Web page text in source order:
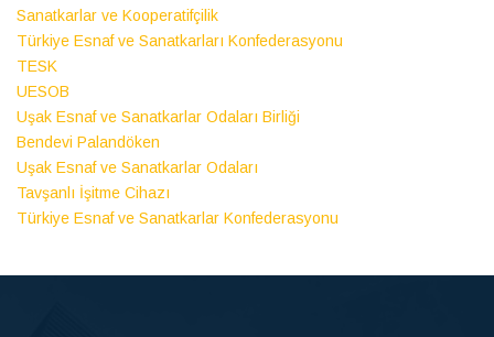
Sanatkarlar ve Kooperatifçilik
Türkiye Esnaf ve Sanatkarları Konfederasyonu
TESK
UESOB
Uşak Esnaf ve Sanatkarlar Odaları Birliği
Bendevi Palandöken
Uşak Esnaf ve Sanatkarlar Odaları
Tavşanlı İşitme Cihazı
Türkiye Esnaf ve Sanatkarlar Konfederasyonu